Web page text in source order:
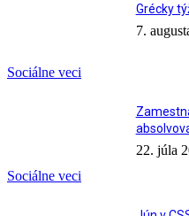
Sociálne veci
Grécky
7.
Sociálne veci
22. júla